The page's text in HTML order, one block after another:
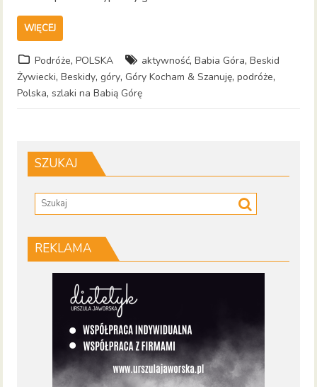
WIĘCEJ
Podróże,POLSKA aktywność,Babia Góra,Beskid
Żywiecki,Beskidy,góry,Góry Kocham & Szanuję,podróże,
Polska,szlaki na Babią Górę
SZUKAJ
REKLAMA